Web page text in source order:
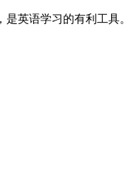
英语学习的有利工具。